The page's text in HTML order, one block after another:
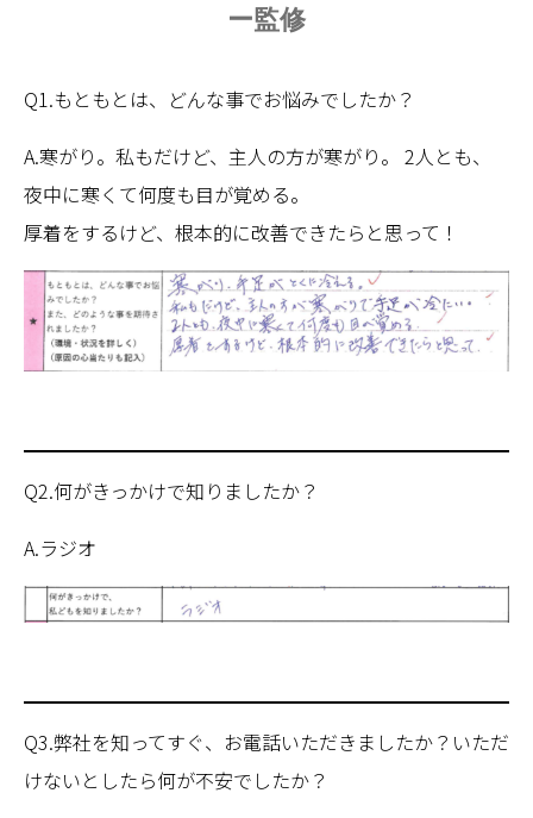
ー監修
Q1.もともとは、どんな事でお悩みでしたか？
A.寒がり。私もだけど、主人の方が寒がり。 2人とも、
夜中に寒くて何度も目が覚める。
厚着をするけど、根本的に改善できたらと思って！
Q2.何がきっかけで知りましたか？
A.ラジオ
Q3.弊社を知ってすぐ、お電話いただきましたか？いただ
けないとしたら何が不安でしたか？